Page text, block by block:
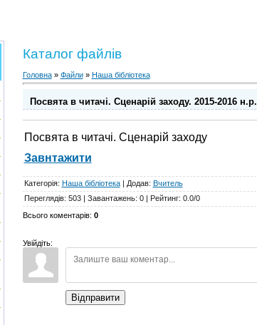
Каталог файлів
Головна» Файли» Наша бібліотека
Посвята в читачі. Сценарій заходу. 2015-2016 н.р.
Посвята в читачі. Сценарій заходу
Завнтажити
Категорія: Наша бібліотека| Додав: Вчитель
Переглядів: 503| Завантажень: 0 | Рейтинг: 0.0/0
Всього коментарів: 0
Увійдіть:
Відправити